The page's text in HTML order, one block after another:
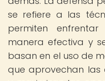
se refiere a las
permiten
manera efectiva y
basan en el uso de
que aprovechan las